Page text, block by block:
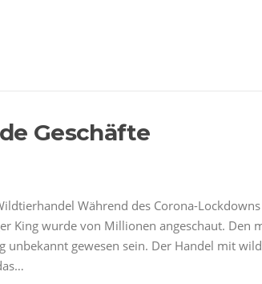
Geschäfte
Während des Corona-
King wurde von Millionen angeschaut. Den
unbekannt gewesen sein. Der Handel mit